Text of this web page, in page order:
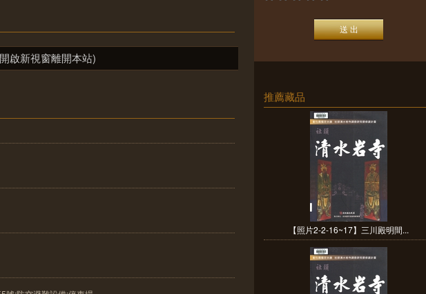
啟新視窗離開本站)
推薦藏品
【照片2-2-16~17】三川殿明間...